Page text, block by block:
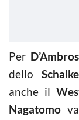
Per
dello
anche il
Nagatomo